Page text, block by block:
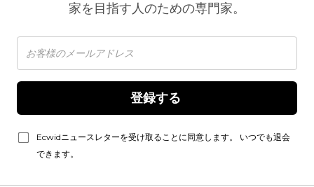
家を目指す人のための専門家。
Ecwidニュースレターを受け取ることに同意します。 いつでも退会
できます。